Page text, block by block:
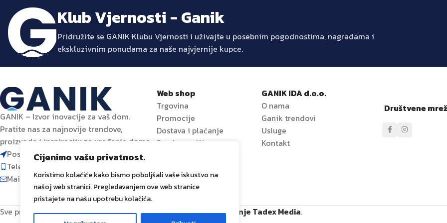
Cijenimo vašu privatnost.
Koristimo kolačiće kako bismo poboljšali vaše iskustvo na
našoj web stranici. Pregledavanjem ove web stranice
pristajete na našu upotrebu kolačića.
Klub Vjernosti - Ganik
Pridružite se GANIK Klubu Vjernosti i uživajte u posebnim pogodnostima, nagradama i
ekskluzivnim ponudama za naše najvjernije kupce.
GANIK – Izvor inovacije za vaš dom.
Pratite nas za najnovije trendove,
proizvode i inspiraciju za uređenje doma.
Poslovni centar 96-2, 72250 Vitez
Telefon: 063 392 382
Mail: shop@ganik.ba
Web shop
Trgovina
Promocije
Dostava i plaćanje
Prati narudžbu
GANIK IDA d.o.o.
O nama
Ganik trendovi
Usluge
Kontakt
Društvene
Sve prava zadržanaGANIKIDA D.O.O. Vitez2024Izrada i održavanje Tadex Media.